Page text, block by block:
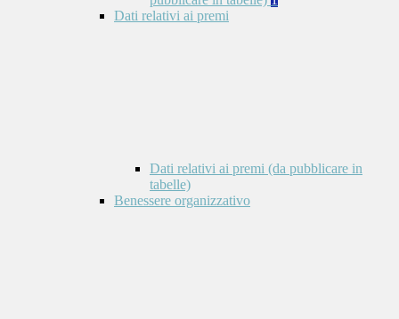
Dati relativi ai premi
Dati relativi ai premi (da pubblicare in
tabelle)
Benessere organizzativo